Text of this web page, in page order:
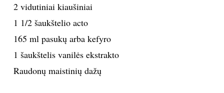
2 vidutiniai kiaušiniai
1 1/2 šaukštelio acto
165 ml pasukų arba kefyro
1 šaukštelis vanilės ekstrakto
Raudonų maistinių dažų